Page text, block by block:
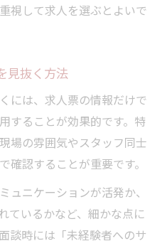
視して求人を選ぶとよいで
見抜く方法
には、求人票の情報だけで
することが効果的です。特
場の雰囲気やスタッフ同士
確認することが重要です。
ュニケーションが活発か、
ているかなど、細かな点に
談時には「未経験者へのサ